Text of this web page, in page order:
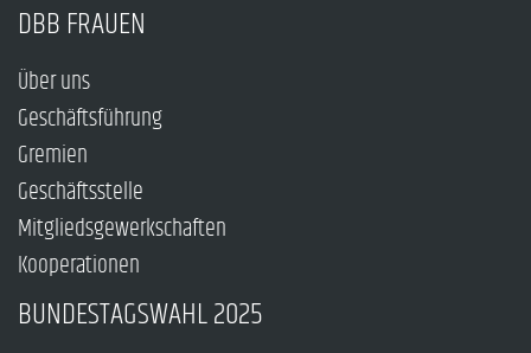
DBB FRAUEN
Über uns
Geschäftsführung
Gremien
Geschäftsstelle
Mitgliedsgewerkschaften
Kooperationen
BUNDESTAGSWAHL 2025